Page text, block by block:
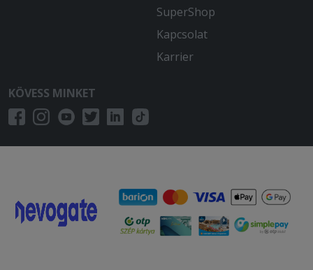
Nagyon finom volt minden! Köszönöm
szépen! Boldog Karácsonyt Kívánok!
Finom volt
Rendben volt, mint mindig
Tökéletes volt minden.
2025-11-13 - Ella:
SuperShop
Kapcsolat
Karrier
KÖVESS MINKET